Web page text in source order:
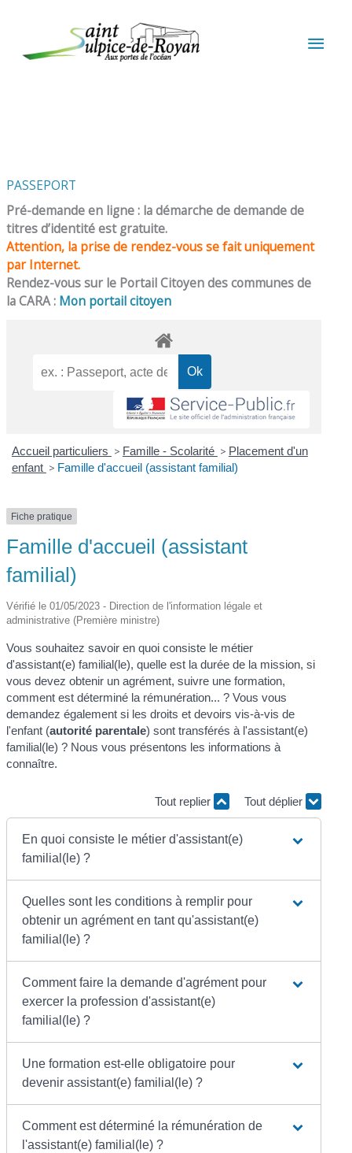
PASSEPORT
Pré-demande en ligne : la démarche de demande de
titres d’identité est gratuite.
Attention, la prise de rendez-vous se fait uniquement
par Internet.
Rendez-vous sur le Portail Citoyen des communes de
la CARA : Mon portail citoyen
Accueil particuliers > Famille - Scolarité > Placement d'un
enfant > Famille d'accueil (assistant familial)
Fiche pratique
Famille d'accueil (assistant
familial)
Vérifié le 01/05/2023 - Direction de l'information légale et
administrative (Première ministre)
Vous souhaitez savoir en quoi consiste le métier
d'assistant(e) familial(le), quelle est la durée de la mission, si
vous devez obtenir un agrément, suivre une formation,
comment est déterminé la rémunération... ? Vous vous
demandez également si les droits et devoirs vis-à-vis de
l'enfant (autorité parentale) sont transférés à l'assistant(e)
familial(le) ? Nous vous présentons les informations à
connaître.
Tout replier Tout déplier
En quoi consiste le métier d'assistant(e)
familial(le) ?
Quelles sont les conditions à remplir pour
obtenir un agrément en tant qu'assistant(e)
familial(le) ?
Comment faire la demande d'agrément pour
exercer la profession d'assistant(e)
familial(le) ?
Une formation est-elle obligatoire pour
devenir assistant(e) familial(le) ?
Comment est déterminé la rémunération de
l'assistant(e) familial(le) ?